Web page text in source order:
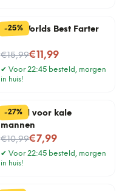
-25%
Mok Worlds Best Farter
€15,99
Nu voor€11,99
✔ Voor 22:45 besteld, morgen
in huis!
-27%
Borstel voor kale
mannen
€10,99
Nu voor€7,99
✔ Voor 22:45 besteld, morgen
in huis!